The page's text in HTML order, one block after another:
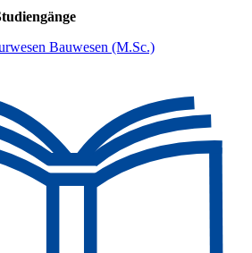
Bauwesen (M.Sc.)